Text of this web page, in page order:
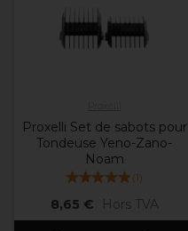
Proxelli Set de sabots pour
Tondeuse Yeno-Zano-
Noam
(1)
8,65 € Hors TVA